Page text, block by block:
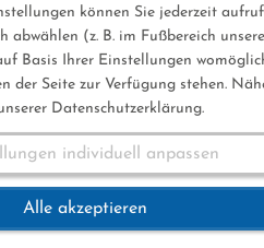
können Sie jederzeit
abwählen (z. B. im Fußbereich
Basis Ihrer Einstellungen
der Seite zur Verfügung stehen.
Datenschutzerklärung.
individuell anpassen
Alle akzeptieren